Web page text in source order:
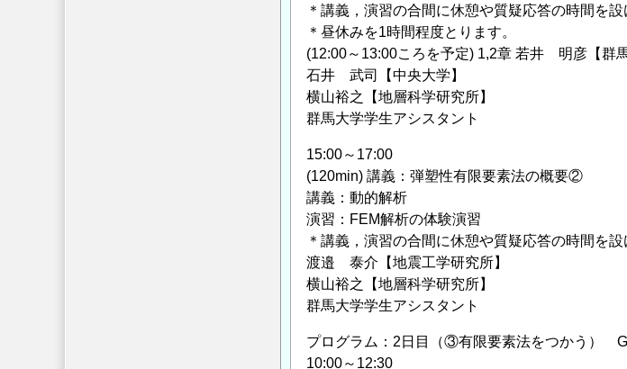
＊講義，演習の合間に休憩や質疑応答の時間を設
＊昼休みを1時間程度とります。
(12:00～13:00ころを予定) 1,2章 若井 明彦【群馬
石井 武司【中央大学】
横山裕之【地層科学研究所】
群馬大学学生アシスタント
15:00～17:00
(120min) 講義：弾塑性有限要素法の概要②
講義：動的解析
演習：FEM解析の体験演習
＊講義，演習の合間に休憩や質疑応答の時間を
渡邉 泰介【地震工学研究所】
横山裕之【地層科学研究所】
群馬大学学生アシスタント
プログラム：2日目（③有限要素法をつかう）
10:00～12:30